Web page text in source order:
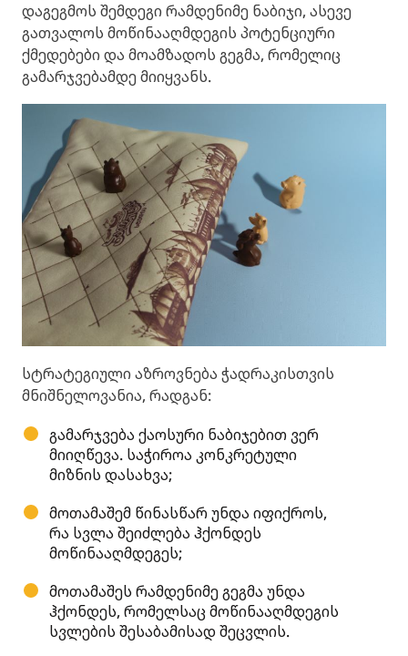
დაგეგმოს შემდეგი რამდენიმე ნაბიჯი, ასევე
გათვალოს მოწინააღმდეგის პოტენციური
ქმედებები და მოამზადოს გეგმა, რომელიც
გამარჯვებამდე მიიყვანს.
სტრატეგიული აზროვნება ჭადრაკისთვის
მნიშნელოვანია, რადგან:
გამარჯვება ქაოსური ნაბიჯებით ვერ
მიიღწევა. საჭიროა კონკრეტული
მიზნის დასახვა;
მოთამაშემ წინასწარ უნდა იფიქროს,
რა სვლა შეიძლება ჰქონდეს
მოწინააღმდეგეს;
მოთამაშეს რამდენიმე გეგმა უნდა
ჰქონდეს, რომელსაც მოწინააღმდეგის
სვლების შესაბამისად შეცვლის.